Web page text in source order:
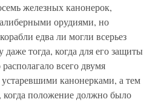
железных канонерок,
орудиями, но
едва ли могли всерьез
даже тогда, когда для его защиты
всего двумя
канонерками, а тем
когда положение должно было